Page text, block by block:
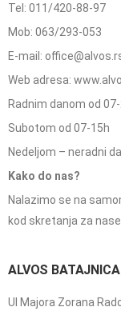
Tel: 011/420-88-97
Mob: 063/293-053
E-mail:
Web adresa:
Radnim danom od
Subotom od 07-15h
Nedeljom – neradni
Kako do nas?
Nalazimo se na
kod skretanja za
ALVOS BATAJNICA
Ul Majora Zorana